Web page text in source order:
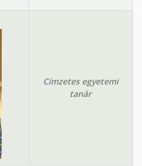
Címzetes egyetemi
tanár